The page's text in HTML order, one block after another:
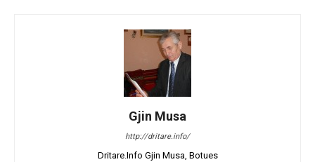
Gjin Musa
http://dritare.info/
Dritare.Info Gjin Musa, Botues